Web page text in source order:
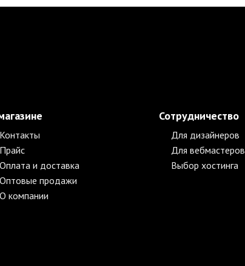
Контакты
Прайс
Оплата и доставка
Оптовые продажи
О компании
Сотрудничество
Для дизайнеров
Для вебмастеров
Выбор хостинга